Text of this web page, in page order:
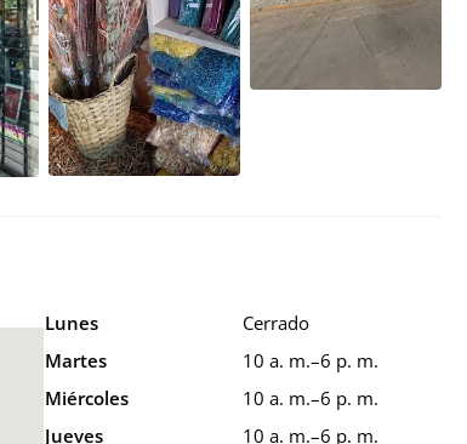
Lunes
Cerrado
Martes
10 a. m.–6 p. m.
Miércoles
10 a. m.–6 p. m.
Jueves
10 a. m.–6 p. m.